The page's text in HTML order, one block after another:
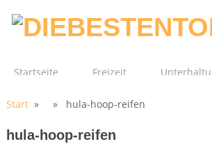
Startseite Freizeit
Start» » hula-hoop-reifen
hula-hoop-reifen